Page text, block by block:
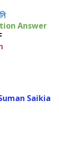
Answer
Saikia